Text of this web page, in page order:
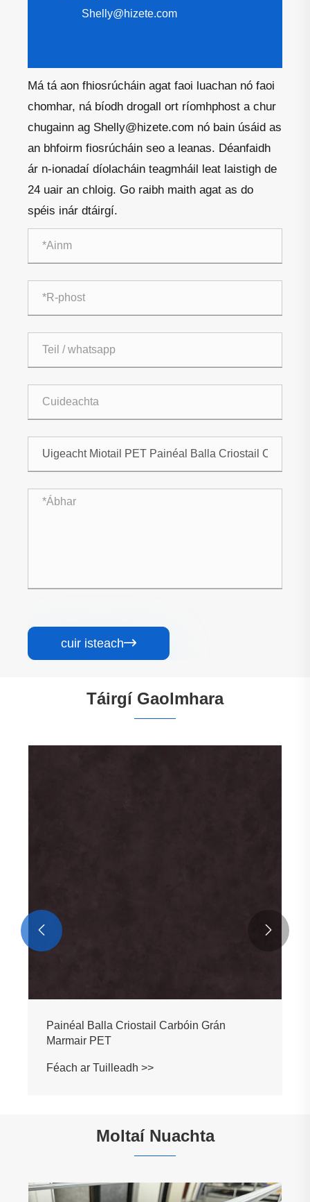
Shelly@hizete.com
Má tá aon fhiosrúcháin agat faoi luachan nó faoi
chomhar, ná bíodh drogall ort ríomhphost a chur
chugainn ag Shelly@hizete.com nó bain úsáid as
an bhfoirm fiosrúcháin seo a leanas. Déanfaidh
ár n-ionadaí díolacháin teagmháil leat laistigh de
24 uair an chloig. Go raibh maith agat as do
spéis inár dtáirgí.
cuir isteach
Táirgí Gaolmhara
 
Moltaí Nuachta